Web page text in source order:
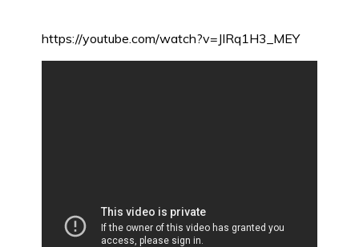
https://youtube.com/watch?v=JIRq1H3_MEY